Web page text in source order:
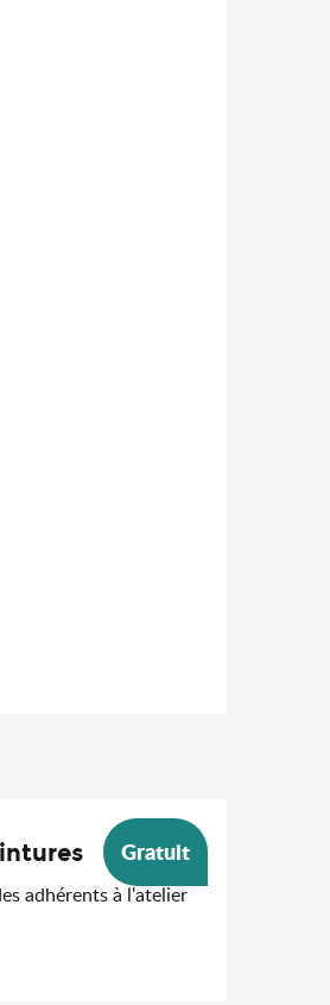
Gratuit
adhérents à l'atelier